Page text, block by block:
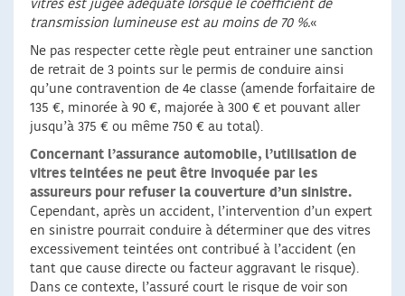
vitres est jugée adéquate lorsque le coefficient de
transmission lumineuse est au moins de 70 %.«
Ne pas respecter cette règle peut entrainer une sanction
de retrait de 3 points sur le permis de conduire ainsi
qu’une contravention de 4e classe (amende forfaitaire de
135 €, minorée à 90 €, majorée à 300 € et pouvant aller
jusqu’à 375 € ou même 750 € au total).
Concernant l’assurance automobile, l’utilisation de
vitres teintées ne peut être invoquée par les
assureurs pour refuser la couverture d’un sinistre.
Cependant, après un accident, l’intervention d’un expert
en sinistre pourrait conduire à déterminer que des vitres
excessivement teintées ont contribué à l’accident (en
tant que cause directe ou facteur aggravant le risque).
Dans ce contexte, l’assuré court le risque de voir son